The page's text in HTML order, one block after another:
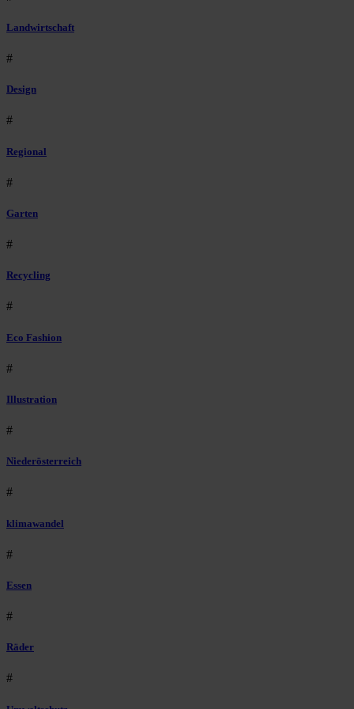
Landwirtschaft
#
Design
#
Regional
#
Garten
#
Recycling
#
Eco Fashion
#
Illustration
#
Niederösterreich
#
klimawandel
#
Essen
#
Räder
#